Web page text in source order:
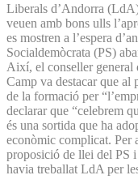
Liberals d’Andorra
veuen amb bons ulls
es mostren a l’espera
Socialdemòcrata (PS)
Així, el conseller general
Camp va destacar que al
de la formació per
declarar que “celebrem
és una sortida que ha
econòmic complicat. Per
proposició de llei del PS i
havia treballat LdA per